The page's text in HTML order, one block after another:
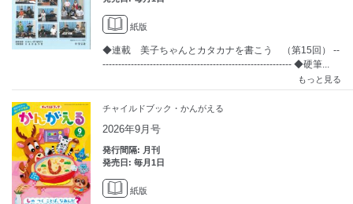
紙版
◆連載 美子ちゃんとカタカナを書こう （第15回） --
------------------------------------------------------------ ◆硬筆...
もっと見る
チャイルドブック・かんがえる
2026年9月号
発行間隔: 月刊
発売日: 毎月1日
紙版